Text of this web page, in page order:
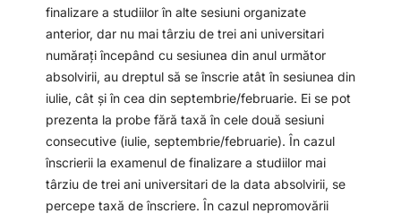
finalizare a studiilor în alte sesiuni organizate
anterior, dar nu mai târziu de trei ani universitari
numărați începând cu sesiunea din anul următor
absolvirii, au dreptul să se înscrie atât în sesiunea din
iulie, cât și în cea din septembrie/februarie. Ei se pot
prezenta la probe fără taxă în cele două sesiuni
consecutive (iulie, septembrie/februarie). În cazul
înscrierii la examenul de finalizare a studiilor mai
târziu de trei ani universitari de la data absolvirii, se
percepe taxă de înscriere. În cazul nepromovării